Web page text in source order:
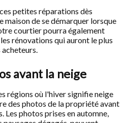
petites réparations dès
de se démarquer lorsque
courtier pourra également
rénovations qui auront le plus
avant la neige
régions où l'hiver signifie neige
des photos de la propriété avant
Les photos prises en automne,